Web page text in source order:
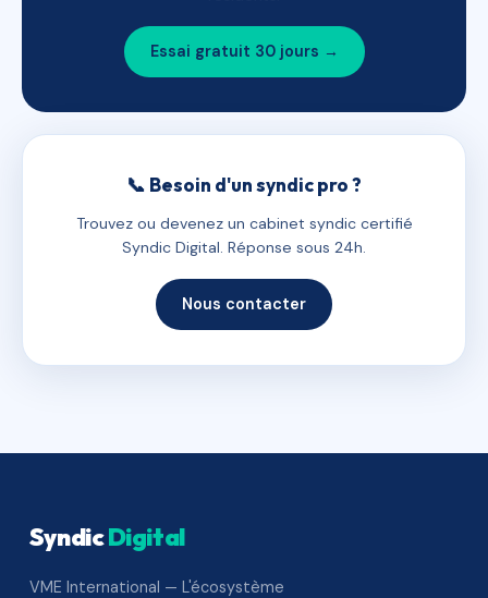
Essai gratuit 30 jours →
📞 Besoin d'un syndic pro ?
Trouvez ou devenez un cabinet syndic certifié
Syndic Digital. Réponse sous 24h.
Nous contacter
SyndicDigital
VME International — L'écosystème